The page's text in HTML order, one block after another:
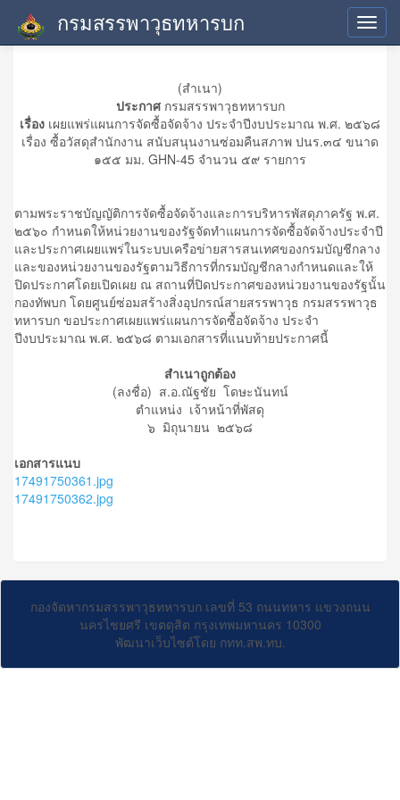
กรมสรรพาวุธทหารบก
ประกาศเผยแพร่แผน
(สำเนา)
ประกาศกรมสรรพาวุธทหารบก
เรื่อง เผยแพร่แผนการจัดซื้อจัดจ้าง ประจำปีงบประมาณ พ.ศ. ๒๕๖๘
เรื่อง ซื้อวัสดุสำนักงาน สนับสนุนงานซ่อมคืนสภาพ ปนร.๓๔ ขนาด
๑๕๕ มม. GHN-45 จำนวน ๕๙ รายการ
ตามพระราชบัญญัติการจัดซื้อจัดจ้างและการบริหารพัสดุภาครัฐ พ.ศ.
๒๕๖๐ กำหนดให้หน่วยงานของรัฐจัดทำแผนการจัดซื้อจัดจ้างประจำปี
และประกาศเผยแพร่ในระบบเครือข่ายสารสนเทศของกรมบัญชีกลาง
และของหน่วยงานของรัฐตามวิธีการที่กรมบัญชีกลางกำหนดและให้
ปิดประกาศโดยเปิดเผย ณ สถานที่ปิดประกาศของหน่วยงานของรัฐนั้น
กองทัพบก โดยศูนย์ซ่อมสร้างสิ่งอุปกรณ์สายสรรพาวุธ กรมสรรพาวุธ
ทหารบก ขอประกาศเผยแพร่แผนการจัดซื้อจัดจ้าง ประจำ
ปีงบประมาณ พ.ศ. ๒๕๖๘ ตามเอกสารที่แนบท้ายประกาศนี้
สำเนาถูกต้อง
(ลงชื่อ) ส.อ.ณัฐชัย โดษะนันทน์
ตำแหน่ง เจ้าหน้าที่พัสดุ
๖ มิถุนายน ๒๕๖๘
เอกสารแนบ
17491750361.jpg
17491750362.jpg
กองจัดหากรมสรรพาวุธทหารบก เลขที่ 53 ถนนทหาร แขวงถนน
นครไชยศรี เขตดุสิต กรุงเทพมหานคร 10300
พัฒนาเว็บไซต์โดย กทท.สพ.ทบ.